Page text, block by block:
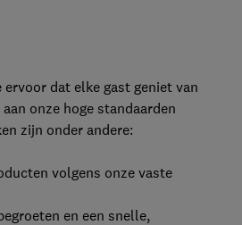
dat elke gast geniet van
onze hoge standaarden
zijn onder andere:
volgens onze vaste
en een snelle,